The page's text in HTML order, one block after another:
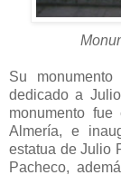
Su
dedicado a
monumento
Almería, e
estatua de Julio
Pacheco,